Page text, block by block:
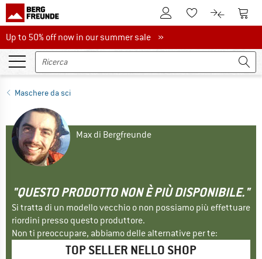
Al conto clienteAlla lista
Al Al
Up to 50% off now in our summer sale
Up to 50% off now in our summer sale »
Maschere da sci
Max di Bergfreunde
"QUESTO PRODOTTO NON È PIÙ DISPONIBILE."
Si tratta di un modello vecchio o non possiamo più effettuare
riordini presso questo produttore.
Non ti preoccupare, abbiamo delle alternative per te:
TOP SELLER NELLO SHOP